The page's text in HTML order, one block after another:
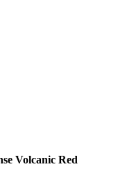
Volcanic Red